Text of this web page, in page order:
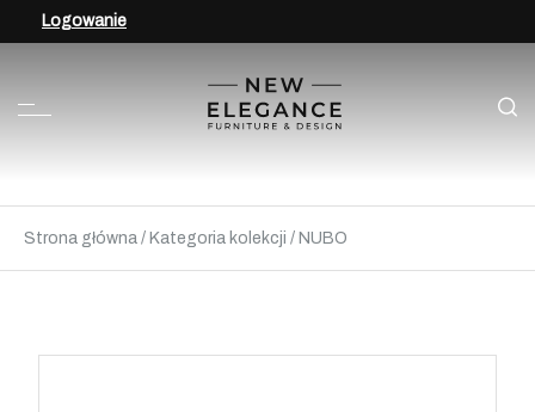
Logowanie
Strona główna / Kategoria kolekcji / NUBO